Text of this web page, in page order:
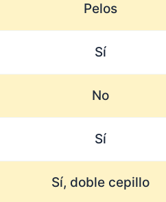
Pelos
Sí
No
Sí
Sí, doble cepillo